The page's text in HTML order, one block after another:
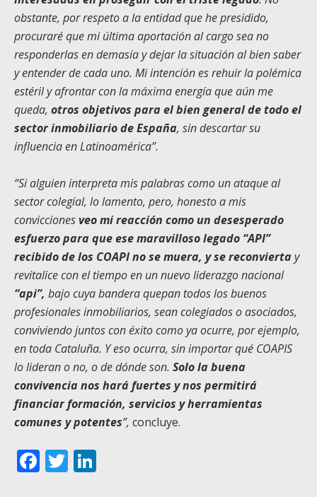
obstante, por respeto a la entidad que he presidido,
procuraré que mi última aportación al cargo sea no
responderlas en demasía y dejar la situación al bien saber
y entender de cada uno. Mi intención es rehuir la polémica
estéril y afrontar con la máxima energía que aún me
queda, otros objetivos para el bien general de todo el
sector inmobiliario de España, sin descartar su
influencia en Latinoamérica”.
“Si alguien interpreta mis palabras como un ataque al
sector colegial, lo lamento, pero, honesto a mis
conviccionesveo mi reacción como un desesperado
esfuerzo para que ese maravilloso legado “API”
recibido de los COAPI no se muera, y se reconviertay
revitalice con el tiempo en un nuevo liderazgo nacional
“api”, bajo cuya bandera quepan todos los buenos
profesionales inmobiliarios, sean colegiados o asociados,
conviviendo juntos con éxito como ya ocurre, por ejemplo,
en toda Cataluña. Y eso ocurra, sin importar qué COAPIS
lo lideran o no, o de dónde son. Solo la buena
convivencia nos hará fuertes y nos permitirá
financiar formación, servicios y herramientas
comunes y potentes”, concluye.
Facebook
Twitter